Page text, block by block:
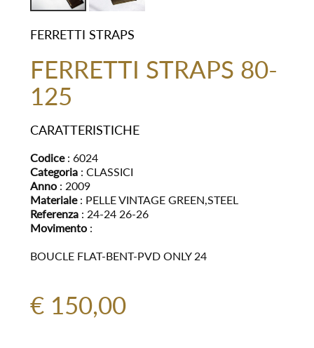
FERRETTI STRAPS
FERRETTI STRAPS 80-
125
CARATTERISTICHE
Codice: 6024
Categoria: CLASSICI
Anno: 2009
Materiale: PELLE VINTAGE GREEN,STEEL
Referenza: 24-24 26-26
Movimento:
BOUCLE FLAT-BENT-PVD ONLY 24
€ 150,00